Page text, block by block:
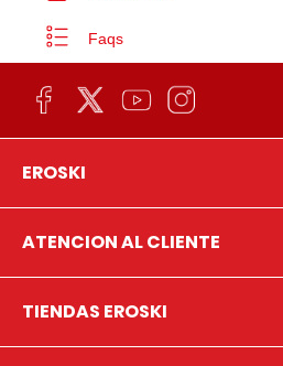
Faqs
EROSKI
ATENCION AL CLIENTE
TIENDAS EROSKI